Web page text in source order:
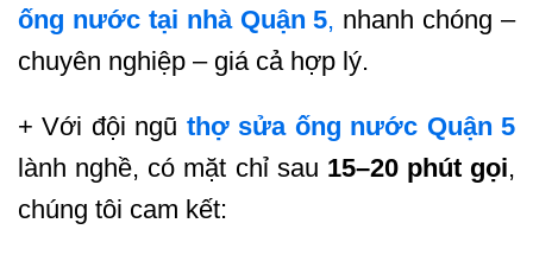
ống nước tại nhà Quận 5, nhanh chóng –
chuyên nghiệp – giá cả hợp lý.
+ Với đội ngũ thợ sửa ống nước Quận 5
lành nghề, có mặt chỉ sau 15–20 phút gọi,
chúng tôi cam kết: